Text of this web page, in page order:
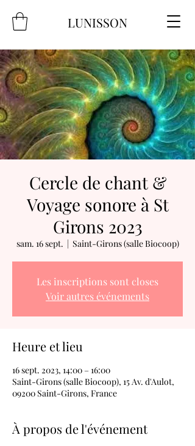
LUNISSON
Cercle de chant &
Voyage sonore à St
Girons 2023
sam. 16 sept.
  |
Saint-Girons (salle Biocoop)
Les inscriptions sont closes
Voir autres événements
Heure et lieu
16 sept. 2023, 14:00 – 16:00
Saint-Girons (salle Biocoop), 15 Av. d'Aulot,
09200 Saint-Girons, France
À propos de l'événement